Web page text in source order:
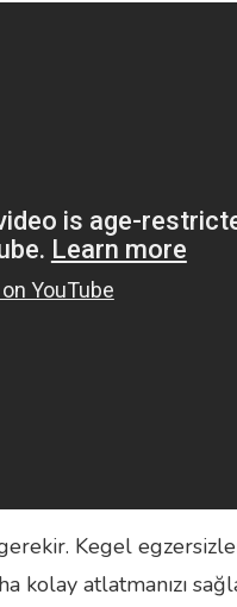
Kegel
kolay atlatmanızı